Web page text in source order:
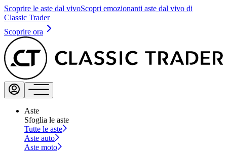
Scoprire le aste dal vivoScopri emozionanti aste dal vivo di
Classic Trader
Scoprire ora
Aste
Sfoglia le aste
Tutte le aste
Aste auto
Aste moto